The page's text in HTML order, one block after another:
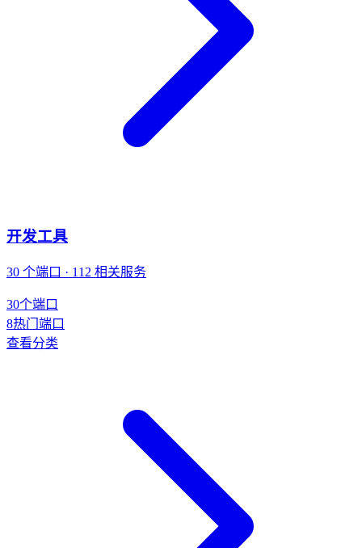
开发工具
30 个端口 · 112 相关服务
30个端口
8热门端口
查看分类